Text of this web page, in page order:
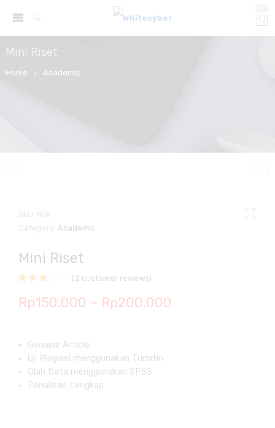
Mini Riset
Home Academic
SKU: N/A
Category:Academic
Mini Riset
3.00out
of 5
ratings
(2 customer reviews)
Rp150.000 – Rp200.000
Genuine Article
Uji Plagiasi menggunakan Turnitin
Olah Data menggunakan SPSS
Penulisan Lengkap